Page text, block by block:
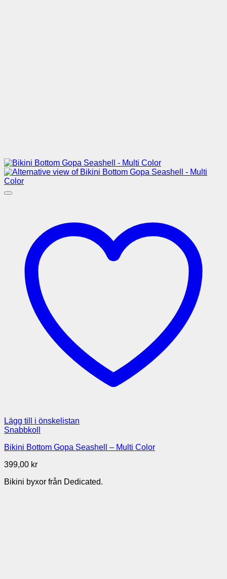
Lägg till i önskelistan
Snabbkoll
Bikini Bottom Gopa Seashell – Multi Color
399,00 kr
Bikini byxor från Dedicated.